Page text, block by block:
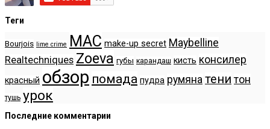
Теги
Bourjois lime crime MAC make-up secret Maybelline
Realtechniques Zoeva губы карандаш кисть консилер
красный обзор помада пудра румяна тени тон
тушь урок
Последние комментарии